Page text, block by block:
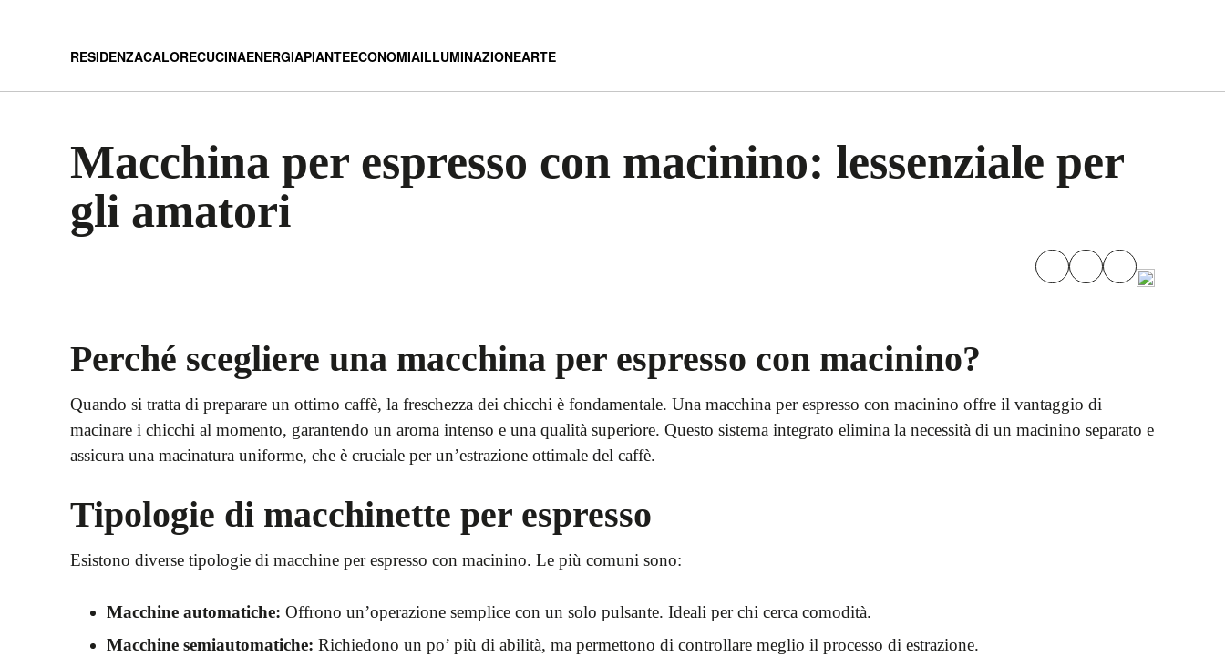
RESIDENZACALORECUCINAENERGIAPIANTEECONOMIAILLUMINAZIONEARTE
Macchina per espresso con macinino: lessenziale per
gli amatori
Perché scegliere una macchina per espresso con macinino?
Quando si tratta di preparare un ottimo caffè, la freschezza dei chicchi è fondamentale. Una macchina per espresso con macinino offre il vantaggio di
macinare i chicchi al momento, garantendo un aroma intenso e una qualità superiore. Questo sistema integrato elimina la necessità di un macinino separato e
assicura una macinatura uniforme, che è cruciale per un’estrazione ottimale del caffè.
Tipologie di macchinette per espresso
Esistono diverse tipologie di macchine per espresso con macinino. Le più comuni sono:
Macchine automatiche: Offrono un’operazione semplice con un solo pulsante. Ideali per chi cerca comodità.
Macchine semiautomatiche: Richiedono un po’ più di abilità, ma permettono di controllare meglio il processo di estrazione.